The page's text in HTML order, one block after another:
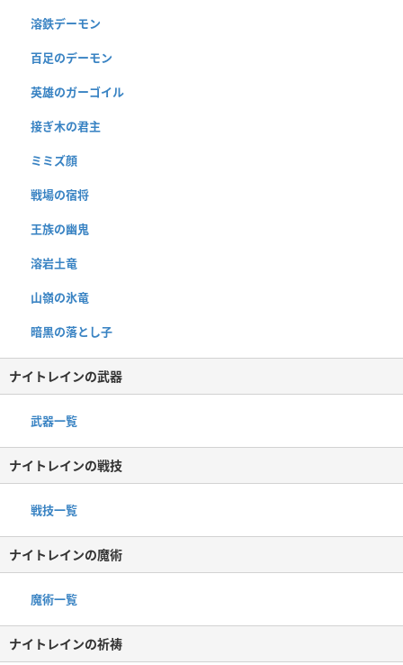
溶鉄デーモン
百足のデーモン
英雄のガーゴイル
接ぎ木の君主
ミミズ顔
戦場の宿将
王族の幽鬼
溶岩土竜
山嶺の氷竜
暗黒の落とし子
ナイトレインの武器
武器一覧
ナイトレインの戦技
戦技一覧
ナイトレインの魔術
魔術一覧
ナイトレインの祈祷